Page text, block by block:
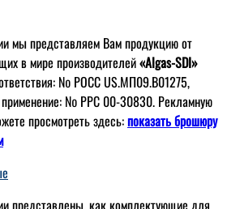
мы представляем Вам продукцию от
в мире производителей«Algas-SDI»
№ РОСС US.МП09.В01275,
применение: № РРС 00-30830. Рекламную
просмотреть здесь:показать брошюру
представлены, как комплектующие для